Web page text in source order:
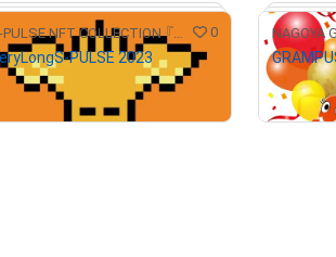
# 32/100
S-PULSE NFT COLLECTION 『パルコレ』 0
PULSE 2023
ット価格 ¥ セット価格